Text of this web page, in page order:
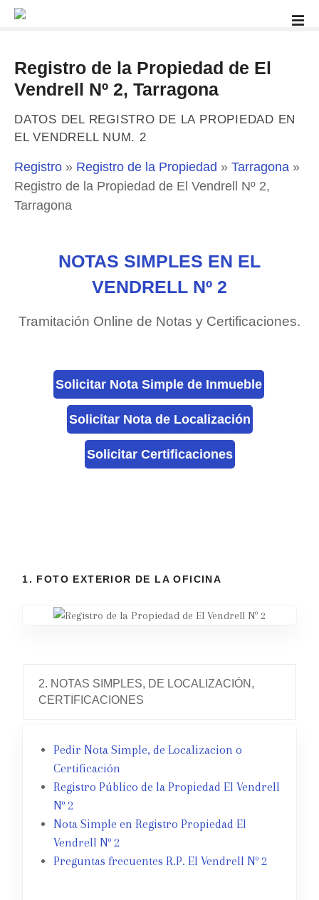
Registro de la Propiedad de El
Vendrell Nº 2, Tarragona
DATOS DEL REGISTRO DE LA PROPIEDAD EN
EL VENDRELL NUM. 2
Registro » Registro de la Propiedad » Tarragona »
Registro de la Propiedad de El Vendrell Nº 2,
Tarragona
NOTAS SIMPLES EN EL
VENDRELL Nº 2
Tramitación Online de Notas y Certificaciones.
Solicitar Nota Simple de Inmueble
Solicitar Nota de Localización
Solicitar Certificaciones
1. FOTO EXTERIOR DE LA OFICINA
2. NOTAS SIMPLES, DE LOCALIZACIÓN,
CERTIFICACIONES
Pedir Nota Simple, de Localizacion o
Certificación
Registro Público de la Propiedad El Vendrell
Nº 2
Nota Simple en Registro Propiedad El
Vendrell Nº 2
Preguntas frecuentes R.P. El Vendrell Nº 2